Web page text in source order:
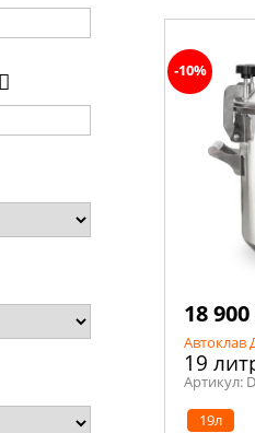
18
19
Артикул:
-10%
19л